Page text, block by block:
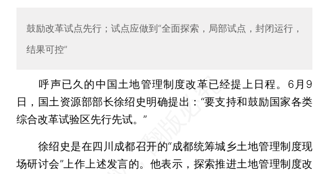
鼓励改革试点先行；试点应做到“全面探索，局部试点，封闭运行，
结果可控”
呼声已久的中国土地管理制度改革已经提上日程。6月9
日，国土资源部部长徐绍史明确提出：“要支持和鼓励国家各类
综合改革试验区先行先试。”
徐绍史是在四川成都召开的“成都统筹城乡土地管理制度现
场研讨会”上作上述发言的。他表示，探索推进土地管理制度改